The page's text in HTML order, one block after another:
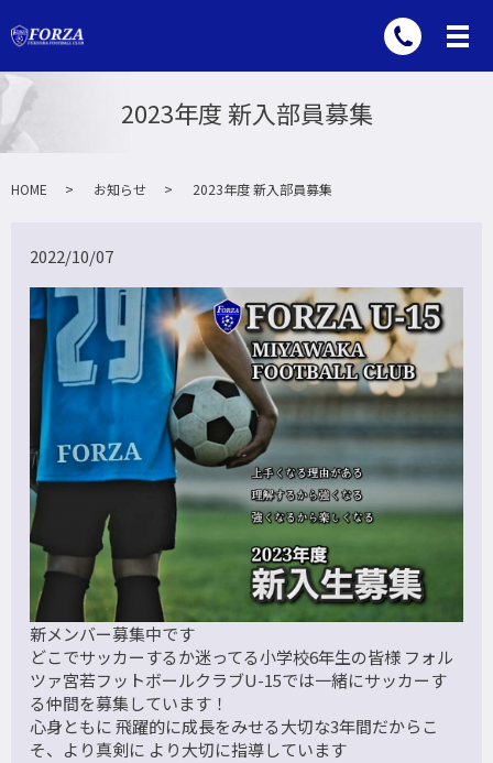
2023年度 新入部員募集
HOME お知らせ 2023年度 新入部員募集
2022/10/07
新メンバー募集中です
どこでサッカーするか迷ってる小学校6年生の皆様 フォル
ツァ宮若フットボールクラブU-15では一緒にサッカーす
る仲間を募集しています！
心身ともに 飛躍的に成長をみせる大切な3年間だからこ
そ、より真剣に より大切に指導しています